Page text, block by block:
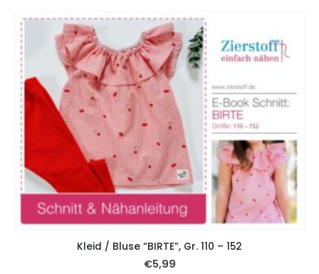
Kleid / Bluse “BIRTE”, Gr. 110 – 152
€5,99